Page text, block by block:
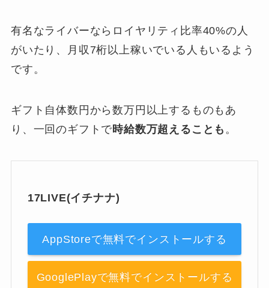
有名なライバーならロイヤリティ比率40%の人
がいたり、月収7桁以上稼いでいる人もいるよう
です。
ギフト自体数円から数万円以上するものもあ
り、一回のギフトで時給数万超えることも 。
17LIVE(イチナナ)
AppStoreで無料でインストールする
GooglePlayで無料でインストールする